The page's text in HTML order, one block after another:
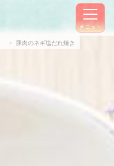
メニュー
豚肉のネギ塩だれ焼き